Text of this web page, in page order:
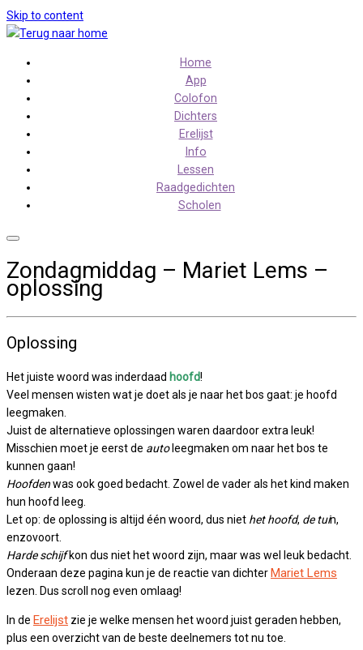
Skip to content
Home
App
Colofon
Dichters
Erelijst
Info
Lessen
Raadgedichten
Scholen
Zondagmiddag – Mariet Lems –
oplossing
Oplossing
Het juiste woord was inderdaad hoofd!
Veel mensen wisten wat je doet als je naar het bos gaat: je hoofd
leegmaken.
Juist de alternatieve oplossingen waren daardoor extra leuk!
Misschien moet je eerst de autoleegmaken om naar het bos te
kunnen gaan!
Hoofdenwas ook goed bedacht. Zowel de vader als het kind maken
hun hoofd leeg.
Let op: de oplossing is altijd één woord, dus niet het hoofd, de tuin,
enzovoort.
Harde schijfkon dus niet het woord zijn, maar was wel leuk bedacht.
Onderaan deze pagina kun je de reactie van dichter Mariet Lems
lezen. Dus scroll nog even omlaag!
In de Erelijst zie je welke mensen het woord juist geraden hebben,
plus een overzicht van de beste deelnemers tot nu toe.